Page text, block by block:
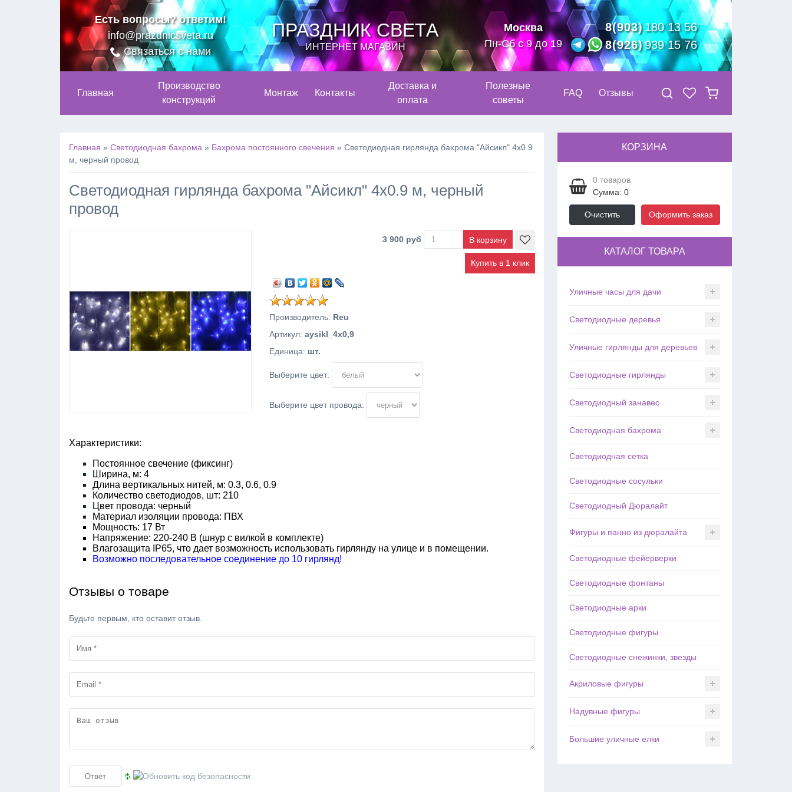
Есть вопросы? ответим!
info@prazdnicsveta.ru
Связаться с нами
ПРАЗДНИК СВЕТА
ИНТЕРНЕТ МАГАЗИН
Москва
Пн-Сб с 9 до 19
8(903)180 13 56
8(926)939 15 76
Главная
Производство
конструкций
Монтаж Контакты
Доставка и
оплата
Полезные
советы
FAQ Отзывы
Главная » Светодиодная бахрома » Бахрома постоянного свечения » Светодиодная гирлянда бахрома "Айсикл" 4х0.9
м, черный провод
Светодиодная гирлянда бахрома "Айсикл" 4х0.9 м, черный
провод
3 900 руб
Купить в 1 клик
Производитель: Reu
Артикул: aysikl_4x0,9
Единица: шт.
Выберите цвет:
Выберите цвет провода:
Характеристики:
Постоянное свечение (фиксинг)
Ширина, м: 4
Длина вертикальных нитей, м: 0.3, 0.6, 0.9
Количество светодиодов, шт: 210
Цвет провода: черный
Материал изоляции провода: ПВХ
Мощность: 17 Вт
Напряжение: 220-240 В (шнур с вилкой в комплекте)
Влагозащита IP65, что дает возможность использовать гирлянду на улице и в помещении.
Возможно последовательное соединение до 10 гирлянд!
Отзывы о товаре
Будьте первым, кто оставит отзыв.
КОРЗИНА
0товаров
Сумма: 0
Очистить Оформить заказ
КАТАЛОГ ТОВАРА
Уличные часы для дачи
Светодиодные деревья
Уличные гирлянды для деревьев
Светодиодные гирлянды
Светодиодный занавес
Светодиодная бахрома
Светодиодная сетка
Светодиодные сосульки
Светодиодный Дюралайт
Фигуры и панно из дюралайта
Светодиодные фейерверки
Светодиодные фонтаны
Светодиодные арки
Светодиодные фигуры
Светодиодные снежинки, звезды
Акриловые фигуры
Надувные фигуры
Большие уличные елки